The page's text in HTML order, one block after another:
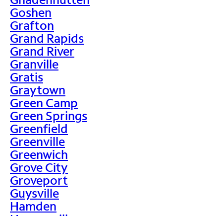
Goshen
Grafton
Grand Rapids
Grand River
Granville
Gratis
Graytown
Green Camp
Green Springs
Greenfield
Greenville
Greenwich
Grove City
Groveport
Guysville
Hamden